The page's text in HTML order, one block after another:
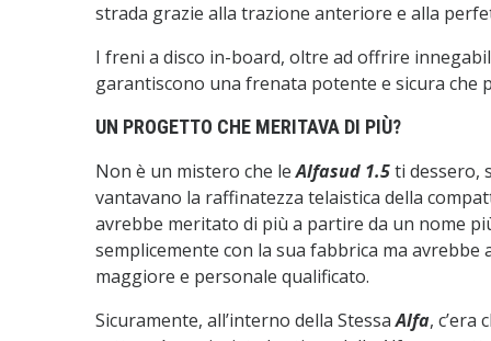
strada grazie alla trazione anteriore e alla
I freni a disco in-board, oltre ad offrire
garantiscono una frenata potente e sicura che
UN PROGETTO CHE MERITAVA DI PIÙ?
Non è un mistero che leAlfasud 1.5ti dessero,
vantavano la raffinatezza telaistica della
avrebbe meritato di più a partire da un nome
semplicemente con la sua fabbrica ma
maggiore e personale qualificato.
Sicuramente, all’interno della StessaAlfa,